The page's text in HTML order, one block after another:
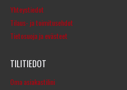
Yhteystiedot
Tilaus- ja toimitusehdot
Tietosuoja ja evästeet
TILITIEDOT
Oma asiakastilini